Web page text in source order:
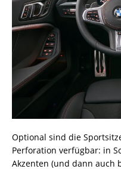
Optional sind die
Perforation verfügbar: in
Akzenten (und dann auch